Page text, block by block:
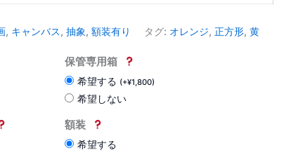
, キャンバス, 抽象, 額装有り タグ: オレンジ, 正方形, 黄
保管専用箱
希望する (+¥1,800)
希望しない
額装
希望する